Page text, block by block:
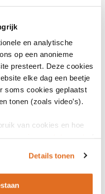
en analytische
op een anonieme
presteert. Deze cookies
elke dag een beetje
soms cookies geplaatst
tonen (zoals video’s).
van cookies en hoe
Details tonen
met standaardisatie
in de zorg een
van de gezondheid van